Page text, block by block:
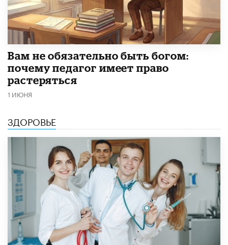
​Вам не обязательно быть богом:
почему педагог имеет право
растеряться
1 ИЮНЯ
ЗДОРОВЬЕ